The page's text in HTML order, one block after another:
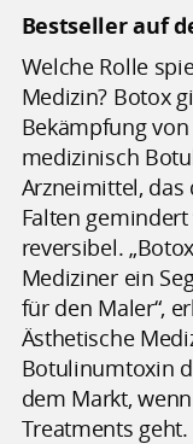
Bestseller auf
Welche Rolle
Medizin? Botox
Bekämpfung
medizinisch
Arzneimittel,
Falten
reversibel.
Mediziner ein
für den Maler“,
Ästhetische
Botulinumtoxin
dem Markt,
Treatments geht.